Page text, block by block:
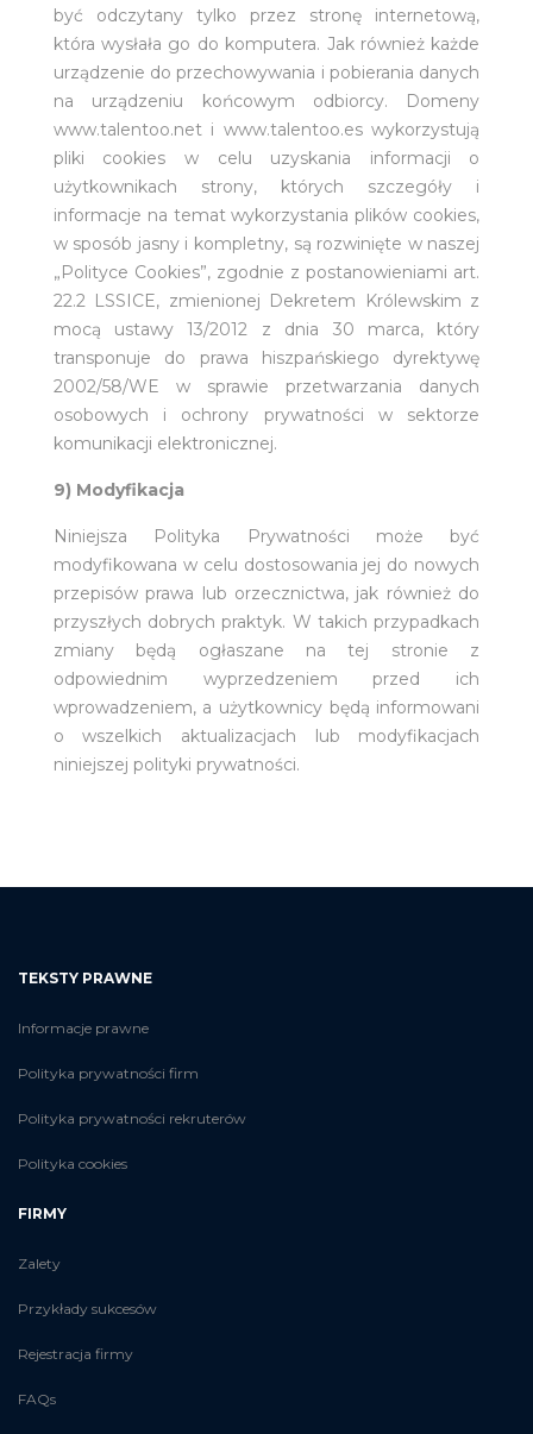
być odczytany tylko przez stronę internetową,
która wysłała go do komputera. Jak również każde
urządzenie do przechowywania i pobierania danych
na urządzeniu końcowym odbiorcy. Domeny
www.talentoo.net i www.talentoo.es wykorzystują
pliki cookies w celu uzyskania informacji o
użytkownikach strony, których szczegóły i
informacje na temat wykorzystania plików cookies,
w sposób jasny i kompletny, są rozwinięte w naszej
„Polityce Cookies”, zgodnie z postanowieniami art.
22.2 LSSICE, zmienionej Dekretem Królewskim z
mocą ustawy 13/2012 z dnia 30 marca, który
transponuje do prawa hiszpańskiego dyrektywę
2002/58/WE w sprawie przetwarzania danych
osobowych i ochrony prywatności w sektorze
komunikacji elektronicznej.
9) Modyfikacja
Niniejsza Polityka Prywatności może być
modyfikowana w celu dostosowania jej do nowych
przepisów prawa lub orzecznictwa, jak również do
przyszłych dobrych praktyk. W takich przypadkach
zmiany będą ogłaszane na tej stronie z
odpowiednim wyprzedzeniem przed ich
wprowadzeniem, a użytkownicy będą informowani
o wszelkich aktualizacjach lub modyfikacjach
niniejszej polityki prywatności.
TEKSTY PRAWNE
Informacje prawne
Polityka prywatności firm
Polityka prywatności rekruterów
Polityka cookies
FIRMY
Zalety
Przykłady sukcesów
Rejestracja firmy
FAQs